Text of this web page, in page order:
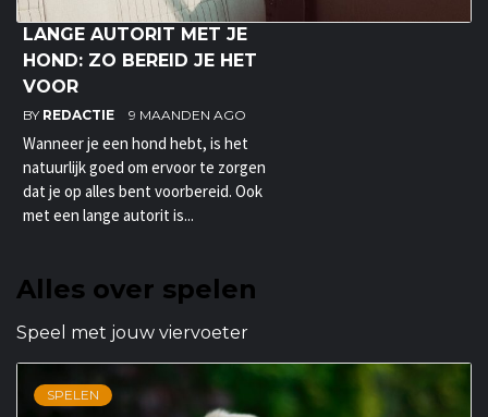
LANGE AUTORIT MET JE
HOND: ZO BEREID JE HET
VOOR
BY REDACTIE 9 MAANDEN AGO
Wanneer je een hond hebt, is het
natuurlijk goed om ervoor te zorgen
dat je op alles bent voorbereid. Ook
met een lange autorit is...
Alles over spelen
Speel met jouw viervoeter
SPELEN